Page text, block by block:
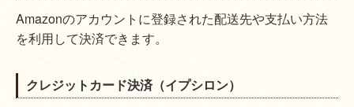
Amazonのアカウントに登録された配送先や支払い方法
を利用して決済できます。
クレジットカード決済（イプシロン）